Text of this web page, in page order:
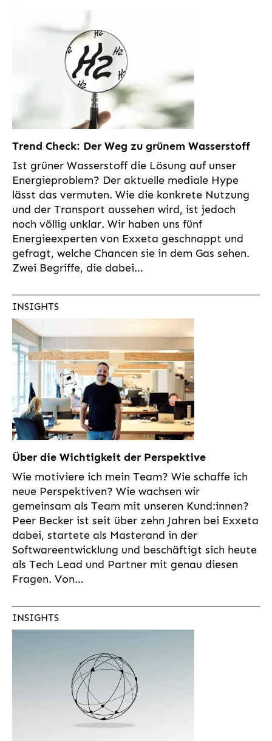
Trend Check: Der Weg zu grünem Wasserstoff
Ist grüner Wasserstoff die Lösung auf unser
Energieproblem? Der aktuelle mediale Hype
lässt das vermuten. Wie die konkrete Nutzung
und der Transport aussehen wird, ist jedoch
noch völlig unklar. Wir haben uns fünf
Energieexperten von Exxeta geschnappt und
gefragt, welche Chancen sie in dem Gas sehen.
Zwei Begriffe, die dabei…
Über die Wichtigkeit der Perspektive
Wie motiviere ich mein Team? Wie schaffe ich
neue Perspektiven? Wie wachsen wir
gemeinsam als Team mit unseren Kund:innen?
Peer Becker ist seit über zehn Jahren bei Exxeta
dabei, startete als Masterand in der
Softwareentwicklung und beschäftigt sich heute
als Tech Lead und Partner mit genau diesen
Fragen. Von…
INSIGHTS
INSIGHTS